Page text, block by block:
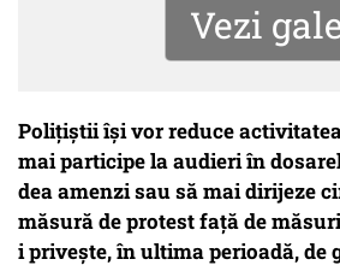
Vezi
Poliţiştii îşi vor reduce
mai participe la audieri în
dea amenzi sau să mai dirijeze
măsură de protest faţă de
i priveşte, în ultima perioadă, de